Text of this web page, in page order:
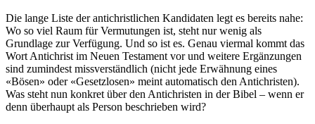
Die lange Liste der antichristlichen Kandidaten legt es bereits nahe:
Wo so viel Raum für Vermutungen ist, steht nur wenig als
Grundlage zur Verfügung. Und so ist es. Genau viermal kommt das
Wort Antichrist im Neuen Testament vor und weitere Ergänzungen
sind zumindest missverständlich (nicht jede Erwähnung eines
«Bösen» oder «Gesetzlosen» meint automatisch den Antichristen).
Was steht nun konkret über den Antichristen in der Bibel – wenn er
denn überhaupt als Person beschrieben wird?